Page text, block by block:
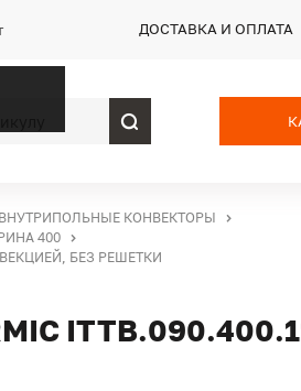
ДОСТАВКА И ОПЛАТА
ВНУТРИПОЛЬНЫЕ КОНВЕКТОРЫ
400
БЕЗ РЕШЕТКИ